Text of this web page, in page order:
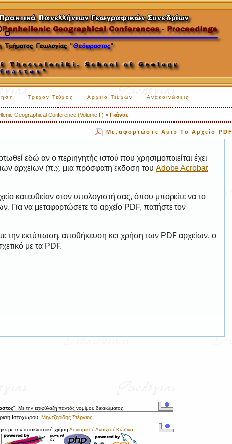
Τρέχον Τεύχος Αρχείο Τευχών Ανακοινώσεις
Geographical Conference (Volume II) >Γκάνας
Μεταφορτώστε Αυτό Το Αρχείο PDF
εδώ αν ο περιηγητής ιστού που χρησιμοποιείται έχει
αρχείων (π.χ. μια πρόσφατη έκδοση τουAdobe Acrobat
κατευθείαν στον υπολογιστή σας, όπου μπορείτε να το
Για να μεταφορτώσετε το αρχείο PDF, πατήστε τον
την εκτύπωση, αποθήκευση και χρήση των PDF αρχείων, ο
με τα PDF.
", Με την επιφύλαξη παντός νομίμου δικαιώματος.
Ιστοχώρου:Μηντζαρίδης Στέργιος
με την αποκλειστική χρήση Λογισμικού Ανοιχτού Κώδικα